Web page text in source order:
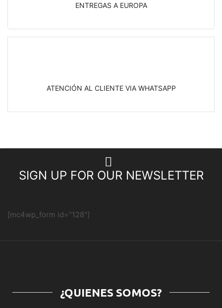
ENTREGAS A EUROPA
ATENCIÓN AL CLIENTE VIA WHATSAPP
SIGN UP FOR OUR NEWSLETTER
[mc4wp_form id="128"]
¿QUIENES SOMOS?